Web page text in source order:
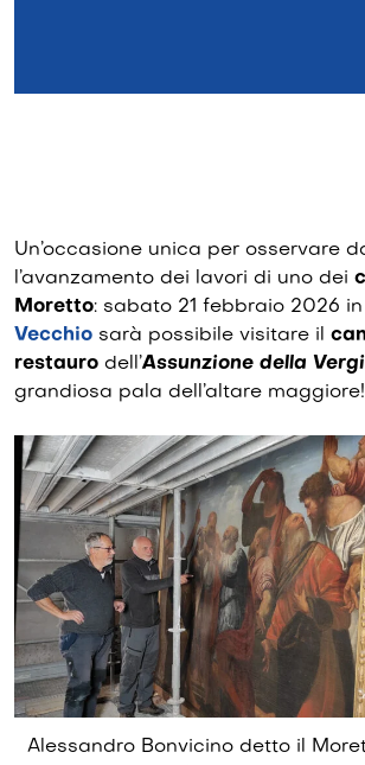
Un’occasione unica per osservare
l’avanzamento dei lavori di uno dei
Moretto: sabato 21 febbraio 2026 in
Vecchio sarà possibile visitare il
restauro dell’Assunzione della
grandiosa pala dell’altare maggiore!
Alessandro Bonvicino detto il